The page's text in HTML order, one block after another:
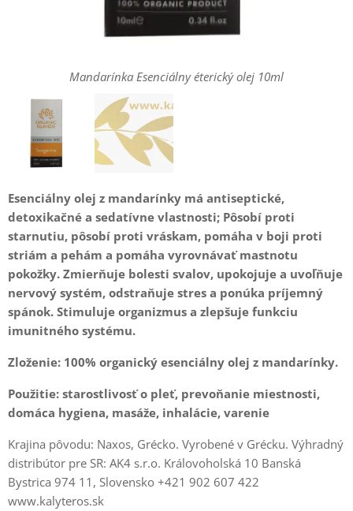
Mandarínka Esenciálny éterický olej 10ml
Esenciálny olej z mandarínky má antiseptické,
detoxikačné a sedatívne vlastnosti; Pôsobí proti
starnutiu, pôsobí proti vráskam, pomáha v boji proti
striám a pehám a pomáha vyrovnávať mastnotu
pokožky. Zmierňuje bolesti svalov, upokojuje a uvoľňuje
nervový systém, odstraňuje stres a ponúka príjemný
spánok. Stimuluje organizmus a zlepšuje funkciu
imunitného systému.
Zloženie: 100% organický esenciálny olej z mandarínky.
Použitie: starostlivosť o pleť, prevoňanie miestnosti,
domáca hygiena, masáže, inhalácie, varenie
Krajina pôvodu: Naxos, Grécko. Vyrobené v Grécku. Výhradný
distribútor pre SR: AK4 s.r.o. Královoholská 10 Banská
Bystrica 974 11, Slovensko +421 902 607 422
www.kalyteros.sk